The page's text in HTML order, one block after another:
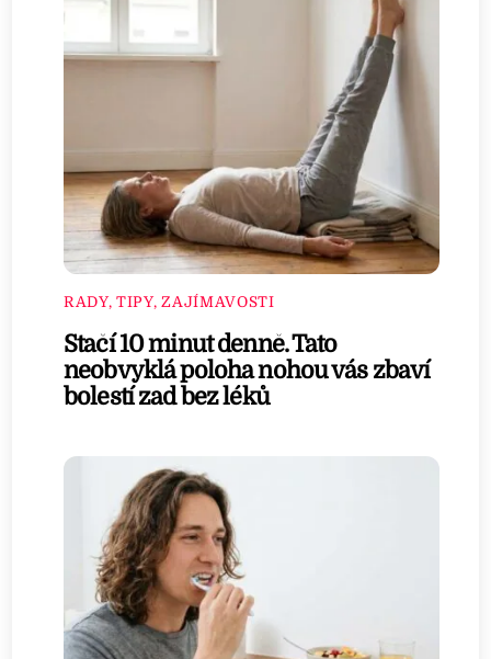
RADY, TIPY, ZAJÍMAVOSTI
Stačí 10 minut denně. Tato
neobvyklá poloha nohou vás zbaví
bolestí zad bez léků